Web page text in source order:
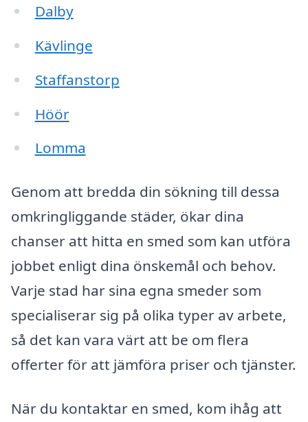
Dalby
Kävlinge
Staffanstorp
Höör
Lomma
Genom att bredda din sökning till dessa
omkringliggande städer, ökar dina
chanser att hitta en smed som kan utföra
jobbet enligt dina önskemål och behov.
Varje stad har sina egna smeder som
specialiserar sig på olika typer av arbete,
så det kan vara värt att be om flera
offerter för att jämföra priser och tjänster.
När du kontaktar en smed, kom ihåg att